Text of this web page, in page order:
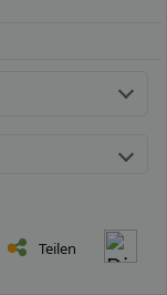
Teilen